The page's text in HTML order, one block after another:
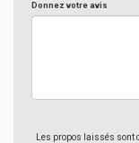
Donnez votre avis
Les propos laissés